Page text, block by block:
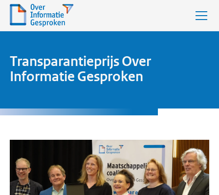
Transparantieprijs Over
Informatie Gesproken